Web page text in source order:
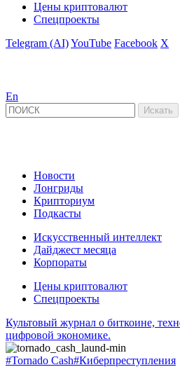
Цены криптовалют
Спецпроекты
Telegram (AI)YouTube Facebook X
En
Новости
Лонгриды
Крипториум
Подкасты
Искусственный интеллект
Дайджест месяца
Корпораты
Цены криптовалют
Спецпроекты
Культовый журнал о биткоине,
цифровой экономике.
#Tornado Cash#Киберпреступления